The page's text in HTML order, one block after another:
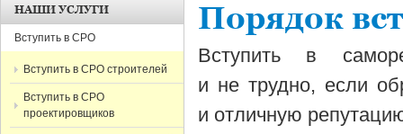
Порядок
Вступить в
и не трудно, если
и отличную
НАШИ УСЛУГИ
Вступить в СРО
Вступить в СРО строителей
Вступить в СРО
проектировщиков